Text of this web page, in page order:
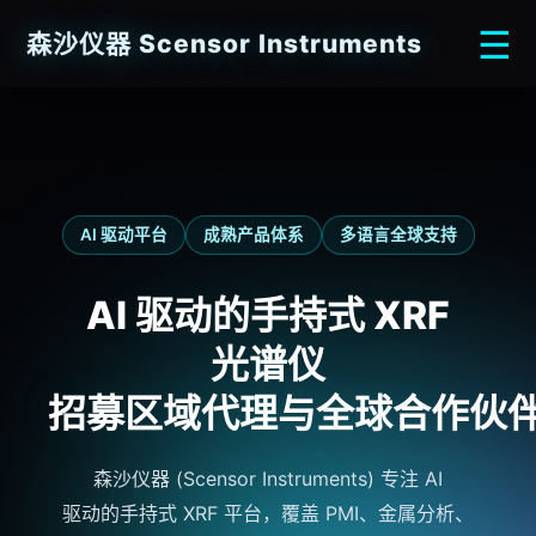
森沙仪器 Scensor Instruments ☰
AI 驱动平台 成熟产品体系 多语言全球支持
AI 驱动的手持式 XRF
光谱仪
招募区域代理与全球合作伙
森沙仪器 (Scensor Instruments) 专注 AI
驱动的手持式 XRF 平台，覆盖 PMI、金属分析、